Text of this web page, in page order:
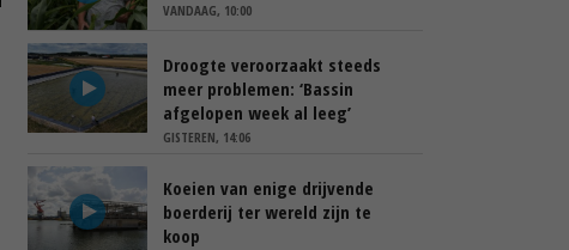
VANDAAG, 10:00
Droogte veroorzaakt steeds
meer problemen: ‘Bassin
afgelopen week al leeg’
GISTEREN, 14:06
Koeien van enige drijvende
boerderij ter wereld zijn te
koop